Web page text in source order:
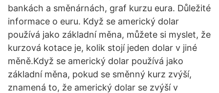
bankách a směnárnách, graf kurzu eura. Důležité
informace o euru. Když se americký dolar
používá jako základní měna, můžete si myslet, že
kurzová kotace je, kolik stojí jeden dolar v jiné
měně.Když se americký dolar používá jako
základní měna, pokud se směnný kurz zvýší,
znamená to, že americký dolar se zvýší v